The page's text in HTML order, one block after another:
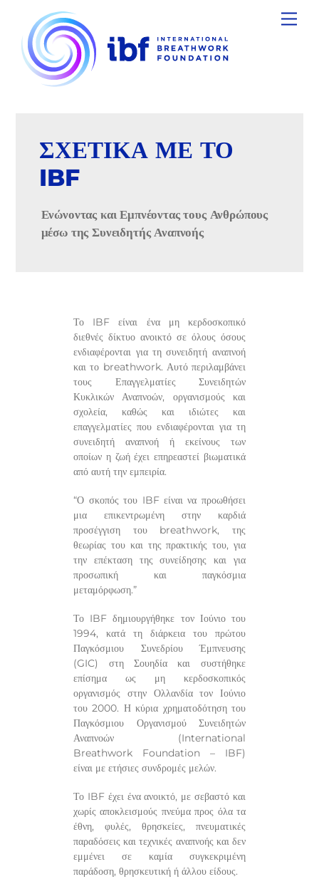
content
ΣΧΕΤΙΚΑ ΜΕ ΤΟ
IBF
Ενώνοντας και Εμπνέοντας τους Ανθρώπους
μέσω της Συνειδητής Αναπνοής
Το IBF είναι ένα μη κερδοσκοπικό
διεθνές δίκτυο ανοικτό σε όλους όσους
ενδιαφέρονται για τη συνειδητή αναπνοή
και το breathwork. Αυτό περιλαμβάνει
τους Επαγγελματίες Συνειδητών
Κυκλικών Αναπνοών, οργανισμούς και
σχολεία, καθώς και ιδιώτες και
επαγγελματίες που ενδιαφέρονται για τη
συνειδητή αναπνοή ή εκείνους των
οποίων η ζωή έχει επηρεαστεί βιωματικά
από αυτή την εμπειρία.
“Ο σκοπός του IBF είναι να προωθήσει
μια επικεντρωμένη στην καρδιά
προσέγγιση του breathwork, της
θεωρίας του και της πρακτικής του, για
την επέκταση της συνείδησης και για
προσωπική και παγκόσμια
μεταμόρφωση.”
Το IBF δημιουργήθηκε τον Ιούνιο του
1994, κατά τη διάρκεια του πρώτου
Παγκόσμιου Συνεδρίου Έμπνευσης
(GIC) στη Σουηδία και συστήθηκε
επίσημα ως μη κερδοσκοπικός
οργανισμός στην Ολλανδία τον Ιούνιο
του 2000. Η κύρια χρηματοδότηση του
Παγκόσμιου Οργανισμού Συνειδητών
Αναπνοών (International
Breathwork Foundation – IBF)
είναι με ετήσιες συνδρομές μελών.
Το IBF έχει ένα ανοικτό, με σεβαστό και
χωρίς αποκλεισμούς πνεύμα προς όλα τα
έθνη, φυλές, θρησκείες, πνευματικές
παραδόσεις και τεχνικές αναπνοής και δεν
εμμένει σε καμία συγκεκριμένη
παράδοση, θρησκευτική ή άλλου είδους.